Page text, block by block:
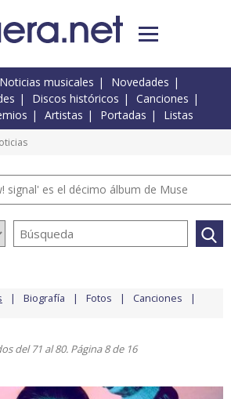
Noticias musicales
Novedades
Discos históricos
Canciones
Artistas Portadas Listas
signal' es el décimo álbum de Muse
Biografía Fotos Canciones
del 71 al 80. Página 8 de 16